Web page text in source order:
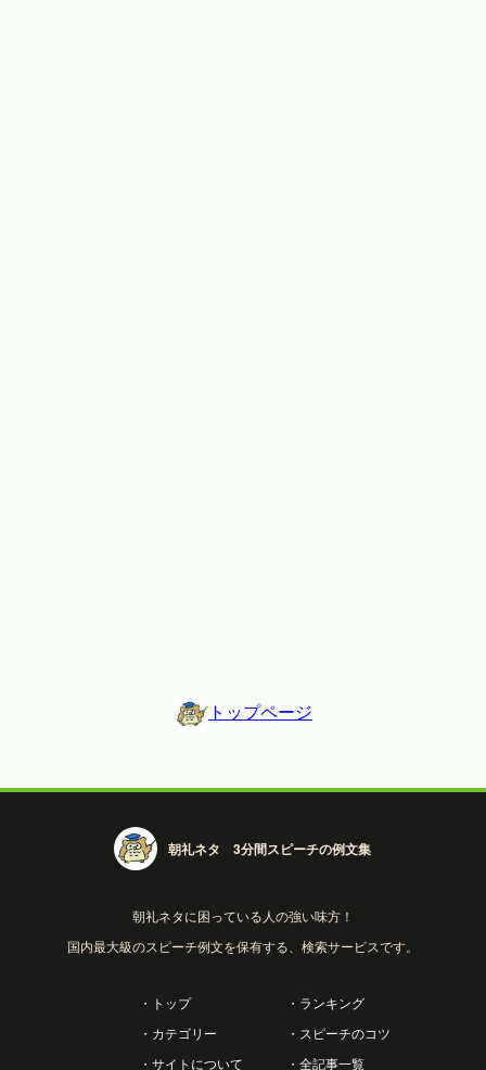
トップページ
朝礼ネタ 3分間スピーチの例文集
朝礼ネタに困っている人の強い味方！
国内最大級のスピーチ例文を保有する、検索サービスです。
・トップ
・カテゴリー
・サイトについて
・ランキング
・スピーチのコツ
・全記事一覧